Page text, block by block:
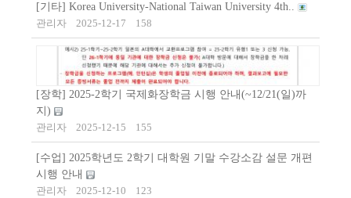
[기타] Korea University-National Taiwan University 4th..
관리자
2025-12-17 158
[장학] 2025-2학기 국제화장학금 시행 안내(~12/21(일)까
지)
관리자
2025-12-15 155
[수업] 2025학년도 2학기 대학원 기말 수강소감 설문 개편
시행 안내
관리자
2025-12-10 123